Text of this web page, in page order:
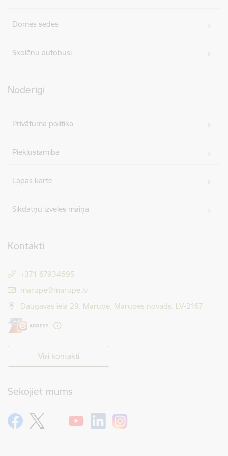
Domes sēdes
Skolēnu autobusi
Noderīgi
Privātuma politika
Piekļūstamība
Lapas karte
Sīkdatņu izvēles maiņa
Kontakti
+371 67934695
E-pasts:
marupe@marupe.lv
Daugavas iela 29, Mārupe, Mārupes novads, LV-2167
Visi kontakti
Sekojiet mums